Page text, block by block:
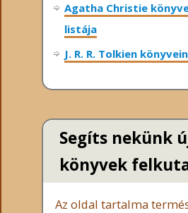
Agatha Christie
listája
J. R. R. Tolkien
Segíts nekünk
könyvek
Az oldal tartalma